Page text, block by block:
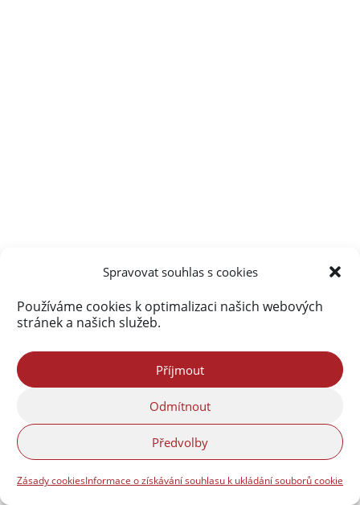
Spravovat souhlas s cookies
Používáme cookies k optimalizaci našich webových
stránek a našich služeb.
Příjmout
Odmítnout
Předvolby
Zásady cookiesInformace o získávání souhlasu k ukládání souborů cookie